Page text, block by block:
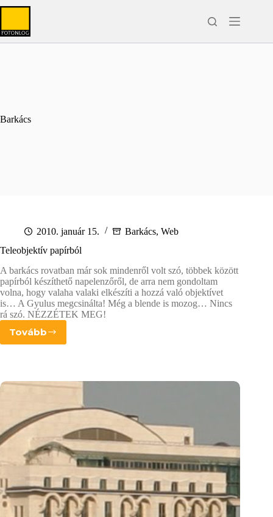
Skip
Barkács
2010. január 15. Barkács, Web
Teleobjektív papírból
A barkács rovatban már sok mindenről volt szó, többek között
papírból készíthető napelenzőről, de arra nem gondoltam
volna, hogy valaha valaki elkészíti a hozzá való objektívet
is… A Gyulus megcsinálta! Még a blende is mozog… Nincs
rá szó. NÉZZÉTEK MEG!
TovábbTeleobjektív
papírból